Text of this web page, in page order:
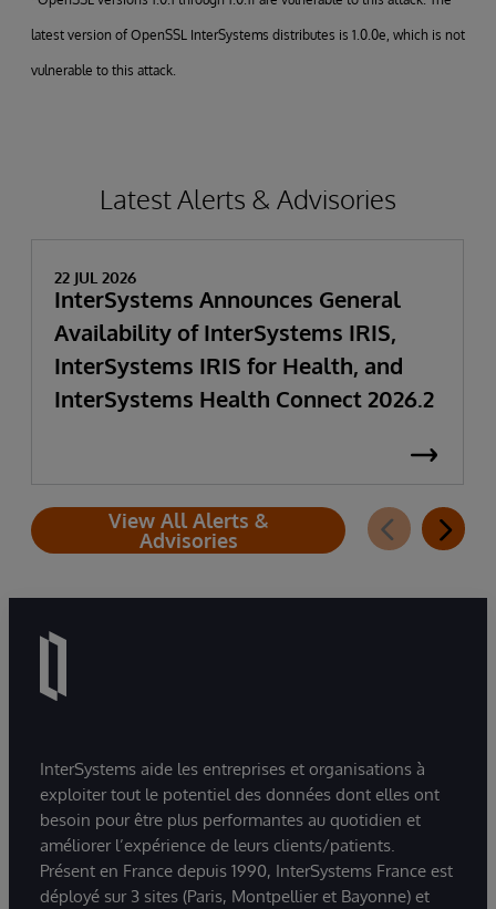
latest version of OpenSSL InterSystems distributes is 1.0.0e, which is not
vulnerable to this attack.
Latest Alerts & Advisories
22 JUL 2026
InterSystems Announces General
Availability of InterSystems IRIS,
InterSystems IRIS for Health, and
InterSystems Health Connect 2026.2
View All Alerts &
Advisories
InterSystems aide les entreprises et organisations à
exploiter tout le potentiel des données dont elles ont
besoin pour être plus performantes au quotidien et
améliorer l’expérience de leurs clients/patients.
Présent en France depuis 1990, InterSystems France est
déployé sur 3 sites (Paris, Montpellier et Bayonne) et